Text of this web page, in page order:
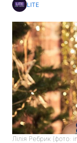
LITE
Лілія Ребрик (фото: